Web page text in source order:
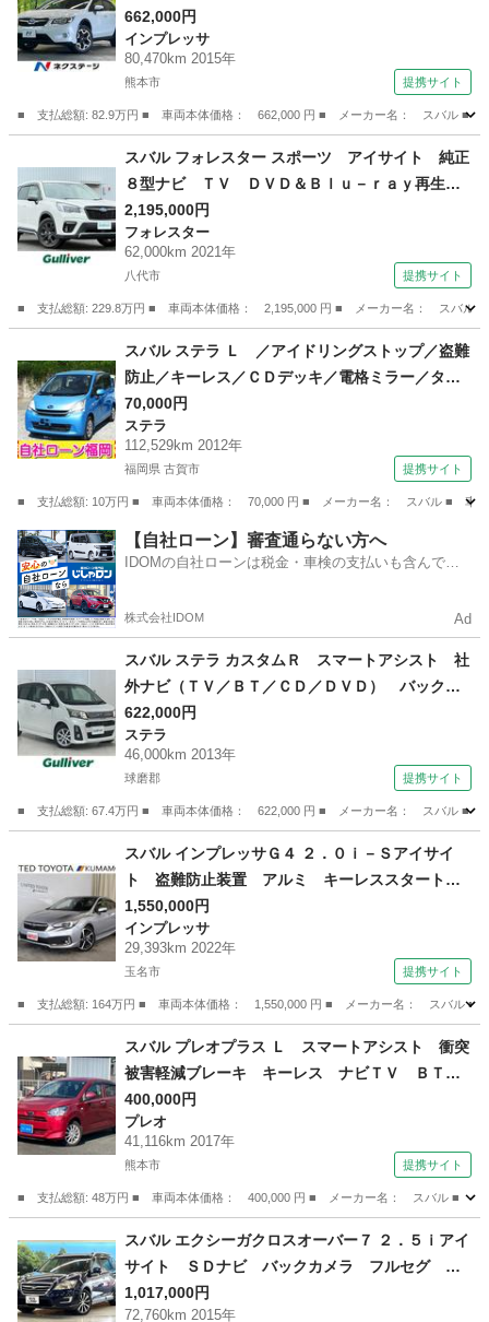
メラ ＨＩＤヘッド ルーフレール 純正１７イ
ンチＡＷ 全車速追従クルーズコントロール Ｅ
ＴＣ Ｂｌｕｅｔｏｏｔｈ リアフォグランプ
革巻ステアリング ６スピーカー （車検整備付）
662,000円
インプレッサ
80,470km 2015年
熊本市 提携サイト
■ 支払総額: 82.9万円 ■ 車両本体価格： 662,000 円 ■ メーカー名： スバル ■
インプレッサ
スバル フォレスター スポーツ アイサイト 純正
８型ナビ ＴＶ ＤＶＤ＆Ｂｌｕ－ｒａｙ再生
前横後カメラ 追従クルーズコントロール ＢＳ
Ｍ 全席シートヒーター ステアリングヒータ
ー デジタルインナーミラー ドラレコ ＥＴ
2,195,000円
フォレスター
62,000km 2021年
八代市 提携サイト
■ 支払総額: 229.8万円 ■ 車両本体価格： 2,195,000 円 ■ メーカー名： スバ
フォレスター
スバル ステラ Ｌ ／アイドリングストップ／盗難
防止／キーレス／ＣＤデッキ／電格ミラー／タイ
ミングチェーン （検9.5）
70,000円
ステラ
112,529km 2012年
福岡県 古賀市 提携サイト
■ 支払総額: 10万円 ■ 車両本体価格： 70,000 円 ■ メーカー名： スバル ■ 車種
福岡 古賀市 ステラ
【自社ローン】審査通らない方へ
IDOMの自社ローンは税金・車検の支払いも含んでい
株式会社IDOM Ad
スバル ステラ カスタムＲ スマートアシスト 社
外ナビ（ＴＶ／ＢＴ／ＣＤ／ＤＶＤ） バックモ
ニター 横滑り防止装置 衝突軽減システム 純
正フロアマット 純正アルミホイール ＥＴＣ
プッシュスタート 電格ミラー ドアバイザー
622,000円
ステラ
46,000km 2013年
球磨郡 提携サイト
■ 支払総額: 67.4万円 ■ 車両本体価格： 622,000 円 ■ メーカー名： スバル ■
ステラ
スバル インプレッサＧ４ ２．０ｉ－Ｓアイサイ
ト 盗難防止装置 アルミ キーレススタート
プリクラッシュセーフティ アクセスキー クル
コン １オーナー 電動シート メモリーナビ
ＬＥＤヘッドライト オートエアコン 横滑り防
1,550,000円
インプレッサ
29,393km 2022年
玉名市 提携サイト
■ 支払総額: 164万円 ■ 車両本体価格： 1,550,000 円 ■ メーカー名： スバル ■
インプレッサ
スバル プレオプラス Ｌ スマートアシスト 衝突
被害軽減ブレーキ キーレス ナビＴＶ ＢＴ
バックカメラ ＬＥＤヘッドライト ドライブレ
コーダー 電格ミラー バイザー プライバシー
ガラス ＥＴＣ １４ｉｎアルミホイール （検10.
400,000円
プレオ
41,116km 2017年
熊本市 提携サイト
■ 支払総額: 48万円 ■ 車両本体価格： 400,000 円 ■ メーカー名： スバル ■
プレオ
スバル エクシーガクロスオーバー７ ２．５ｉアイ
サイト ＳＤナビ バックカメラ フルセグ ア
イサイトｖｅｒ２ レーダークルーズ ＨＩＤヘ
1,017,000円
72,760km 2015年